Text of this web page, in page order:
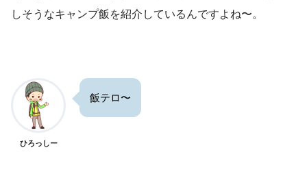
しそうなキャンプ飯を紹介しているんですよね〜。
ひろっしー
飯テロ〜